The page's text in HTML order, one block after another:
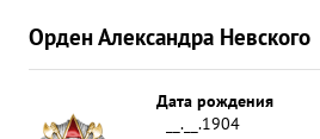
Орден Александра Невского
Дата рождения
__.__.1904